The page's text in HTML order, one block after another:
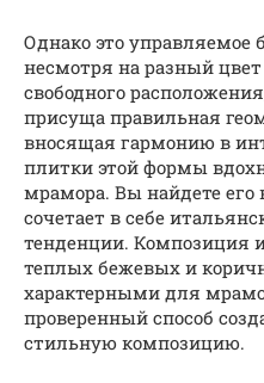
Однако это управляемое
несмотря на разный
свободного
присуща правильная
вносящая гармонию в
плитки этой формы
мрамора. Вы найдете его
сочетает в себе
тенденции. Композиция
теплых бежевых и
характерными для
проверенный способ
стильную композицию.